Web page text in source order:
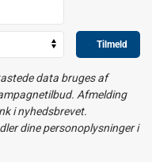
Tilmeld
data bruges af
Afmelding
i nyhedsbrevet.
dine personoplysninger i